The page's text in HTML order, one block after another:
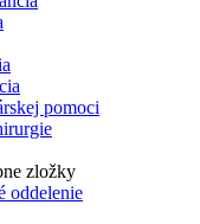
pomoci
zložky
oddelenie